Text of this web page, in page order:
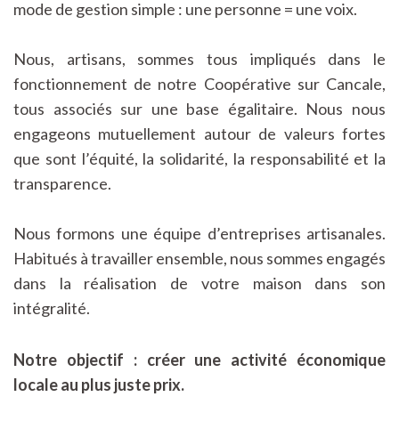
mode de gestion simple : une personne = une voix.
Nous, artisans, sommes tous impliqués dans le
fonctionnement de notre Coopérative sur Cancale,
tous associés sur une base égalitaire. Nous nous
engageons mutuellement autour de valeurs fortes
que sont l’équité, la solidarité, la responsabilité et la
transparence.
Nous formons une équipe d’entreprises artisanales.
Habitués à travailler ensemble, nous sommes engagés
dans la réalisation de votre maison dans son
intégralité.
Notre objectif : créer une activité économique
locale au plus juste prix.